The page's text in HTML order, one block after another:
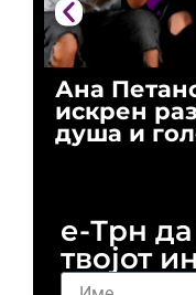
Ана
искрен
душа и
е-Трн
твојот